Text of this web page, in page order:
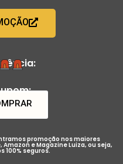
promoção nos maiores
e Magazine Luiza, ou seja,
100% seguros.